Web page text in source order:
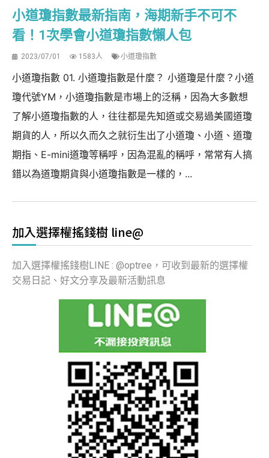
小道瓊指數最新指南，海期新手不可不
看！1次學會小道瓊指數懶人包
2023/07/01 1583人 小道瓊指數
小道瓊指數 01. 小道瓊指數是什麼？ 小道瓊是什麼？小道
瓊代號YM，小道瓊指數是市場上的泛稱，因為大多數想
了解小道瓊指數的人，往往都是先知道或交易過美國道瓊
期貨的人，所以久而久之就衍生出了小道瓊、小道、道瓊
期指、E-mini道瓊等稱呼，因為混亂的稱呼，常常有人搞
錯以為道瓊期貨與小道瓊指數是一樣的，...
加入選擇權搖錢樹 line@
加入選擇權搖錢樹LINE : @optree，可收到最新的選擇權
交易日記、好文分享及最新活動訊息